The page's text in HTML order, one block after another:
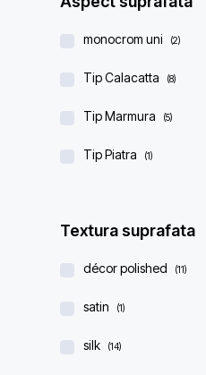
monocrom uni (2)
Tip Calacatta (8)
Tip Marmura (5)
Tip Piatra (1)
Textura suprafata
décor polished (11)
satin (1)
silk (14)